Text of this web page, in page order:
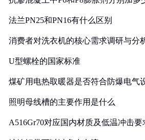
法兰PN25和PN16有什么区别
消费者对洗衣机的核心需求调研与分
U型螺栓的国家标准
煤矿用电热取暖器是否符合防爆电气
照明母线槽的主要作用是什么
A516Gr70对应国内材质及低温冲击要